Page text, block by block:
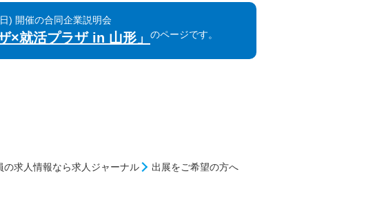
) 開催の合同企業説明会
×就活プラザ in 山形」 のページです。
の求人情報なら求人ジャーナル
出展をご希望の方へ